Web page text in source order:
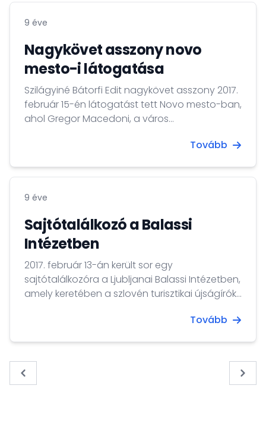
9 éve
Nagykövet asszony novo
mesto-i látogatása
Szilágyiné Bátorfi Edit nagykövet asszony 2017.
február 15-én látogatást tett Novo mesto-ban,
ahol Gregor Macedoni, a város
asszony novo mesto-i látogatását a FINI
cégeinél (Krka, Adria, Revoz) folytatta.
Tovább
9 éve
Sajtótalálkozó a Balassi
Intézetben
2017. február 13-án került sor egy
sajtótalálkozóra a Ljubljanai Balassi Intézetben,
amely keretében a szlovén turisztikai újságírók
Tovább
« Previous Next